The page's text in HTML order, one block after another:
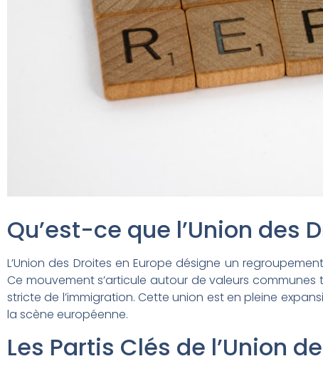
Qu’est-ce que l’Union des
L’Union des Droites en Europe désigne un
Ce mouvement s’articule autour de valeurs
stricte de l’immigration. Cette union est en pleine
la scène européenne.
Les Partis Clés de l’Union